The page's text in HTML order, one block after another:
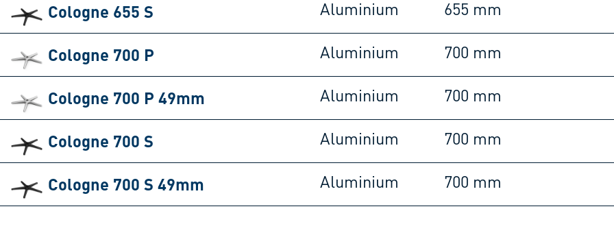
Cologne 655 S Aluminium 655 mm
Cologne 700 P Aluminium 700 mm
Cologne 700 P 49mm Aluminium 700 mm
Cologne 700 S Aluminium 700 mm
Cologne 700 S 49mm Aluminium 700 mm